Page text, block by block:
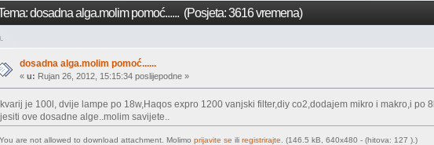
dosadna alga.molim pomoć...... (Posjeta: 3616 vremena)
dosadna alga.molim pomoć......
«u: Rujan 26, 2012, 15:15:34 poslijepodne »
je 100l, dvije lampe po 18w,Haqos expro 1200 vanjski filter,diy co2,dodajem mikro i makro,i po
ove dosadne alge..molim savijete..
You are not allowed to download attachment. Molimo prijavite se ili registrirajte . (146.5 kB, 640x480 - (hitova: 127 ).)